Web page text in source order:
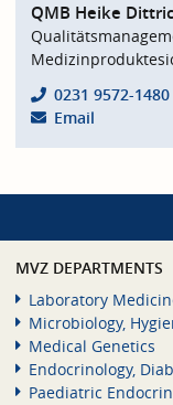
QMB Heike
0231 9572-1480
Email
MVZ DEPARTMENTS
Laboratory
Microbiology,
Medical Genetics
Endocrinology,
Paediatric